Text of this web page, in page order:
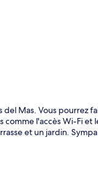
Mas. Vous pourrez
l'accès Wi-Fi et
et un jardin.